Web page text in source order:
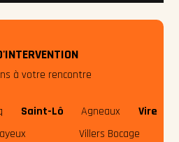
à votre rencontre
Saint-Lô Agneaux
Vire
Villers Bocage